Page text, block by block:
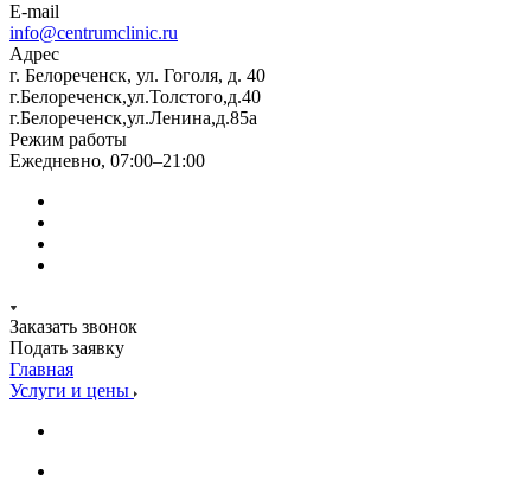
E-mail
info@centrumclinic.ru
Адрес
г. Белореченск, ул. Гоголя, д. 40
г.Белореченск,ул.Толстого,д.40
г.Белореченск,ул.Ленина,д.85а
Режим работы
Ежедневно, 07:00–21:00
Заказать звонок
Подать заявку
Главная
Услуги и цены